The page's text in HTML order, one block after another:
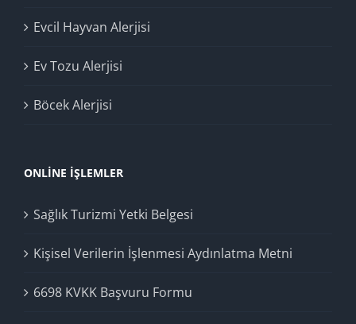
Evcil Hayvan Alerjisi
Ev Tozu Alerjisi
Böcek Alerjisi
ONLINE İŞLEMLER
Sağlık Turizmi Yetki Belgesi
Kişisel Verilerin İşlenmesi Aydınlatma Metni
6698 KVKK Başvuru Formu